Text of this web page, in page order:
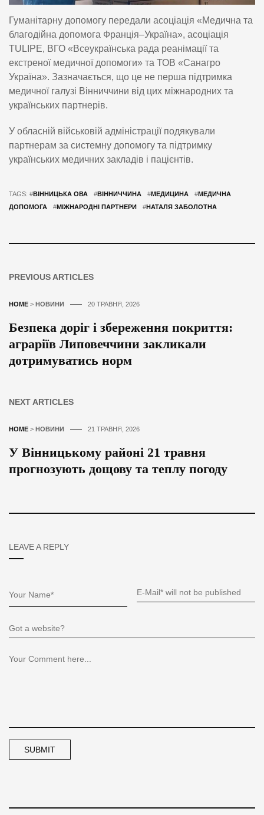
Гуманітарну допомогу передали асоціація «Медична та
благодійна допомога Франція–Україна», асоціація
TULIPE, ВГО «Всеукраїнська рада реанімації та
екстреної медичної допомоги» та ТОВ «Санагро
Україна». Зазначається, що це не перша підтримка
медичної галузі Вінниччини від цих міжнародних та
українських партнерів.
У обласній військовій адміністрації подякували
партнерам за системну допомогу та підтримку
українських медичних закладів і пацієнтів.
TAGS: #ВІННИЦЬКА ОВА #ВІННИЧЧИНА #МЕДИЦИНА #МЕДИЧНА
ДОПОМОГА
#МІЖНАРОДНІ ПАРТНЕРИ #НАТАЛЯ ЗАБОЛОТНА
PREVIOUS ARTICLES
HOME > НОВИНИ 20 ТРАВНЯ, 2026
Безпека доріг і збереження покриття:
аграріїв Липовеччини закликали
дотримуватись норм
NEXT ARTICLES
HOME > НОВИНИ 21 ТРАВНЯ, 2026
У Вінницькому районі 21 травня
прогнозують дощову та теплу погоду
LEAVE A REPLY